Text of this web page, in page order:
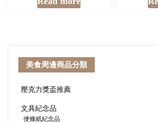
美食周邊商品分類
壓克力獎盃推薦
文具紀念品
便條紙紀念品